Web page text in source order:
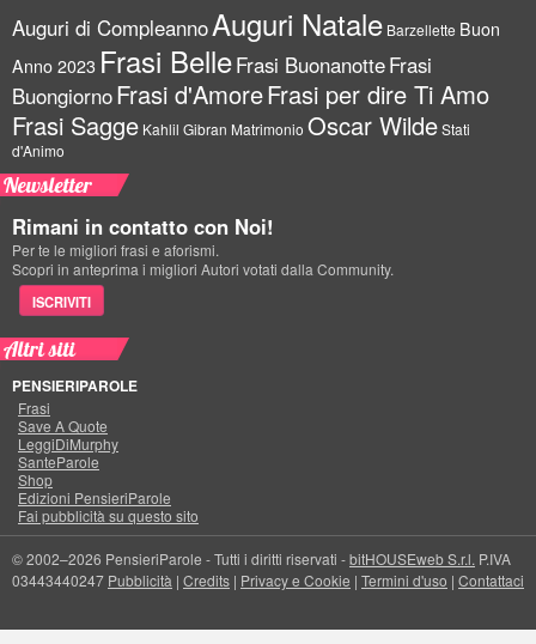
Auguri di CompleannoAuguri Natale Barzellette Buon
Anno 2023 Frasi BelleFrasi BuonanotteFrasi
BuongiornoFrasi d'AmoreFrasi per dire Ti Amo
Frasi Sagge Kahlil Gibran Matrimonio Oscar WildeStati
d'Animo
Newsletter
Rimani in contatto con Noi!
Per te le migliori frasi e aforismi.
Scopri in anteprima i migliori Autori votati dalla Community.
ISCRIVITI
Altri siti
PENSIERIPAROLE
Frasi
Save A Quote
LeggiDiMurphy
SanteParole
Shop
Edizioni PensieriParole
Fai pubblicità su questo sito
© 2002–2026 PensieriParole - Tutti i diritti riservati -bitHOUSEweb S.r.l. P.IVA
03443440247 Pubblicità | Credits | Privacy e Cookie | Termini d'uso | Contattaci